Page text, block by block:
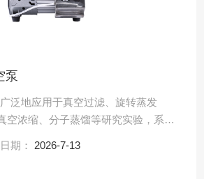
泵
泛地应用于真空过滤、旋转蒸发
空浓缩、分子蒸馏等研究实验，系列
期： 2026-7-13